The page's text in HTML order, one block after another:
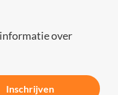
over
Inschrijven